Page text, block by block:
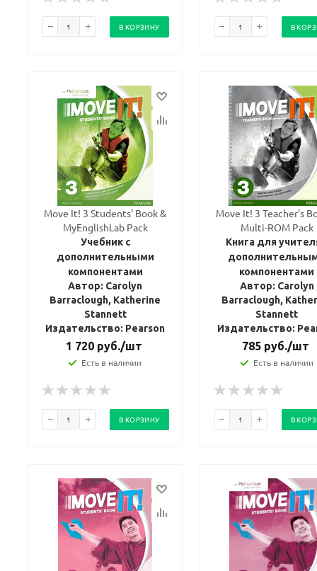
В КОРЗИНУ В
Move It! 3 Students' Book &
MyEnglishLab Pack
Учебник с
дополнительными
компонентами
Автор: Carolyn
Barraclough, Katherine
Stannett
Издательство: Pearson
1 720руб./шт
Есть в наличии
В КОРЗИНУ
Move It! 3 Teacher's
Multi-ROM Pack
Книга для
компонентами
Автор: Carolyn
Barraclough,
Stannett
Издательство:
785руб./шт
Есть в наличии
В